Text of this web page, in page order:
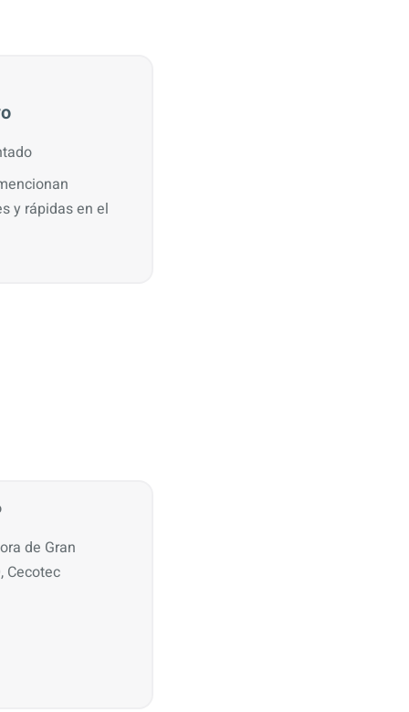
y rápidas en el
de Gran
Cecotec